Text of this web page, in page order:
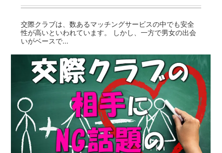
交際クラブは、数あるマッチングサービスの中でも安全
性が高いといわれています。 しかし、一方で男女の出会
いがベースで...